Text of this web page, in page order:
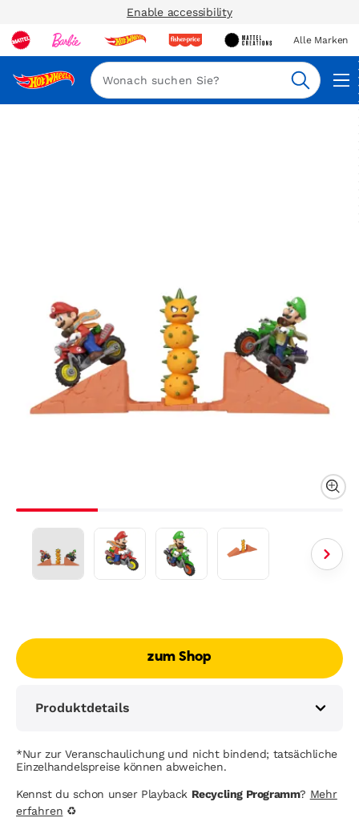
Enable accessibility
Alle Marken
Suche
zum Shop
Produktdetails
*Nur zur Veranschaulichung und nicht bindend; tatsächliche
Einzelhandelspreise können abweichen.
Kennst du schon unser Playback Recycling Programm? Mehr
erfahren ♻